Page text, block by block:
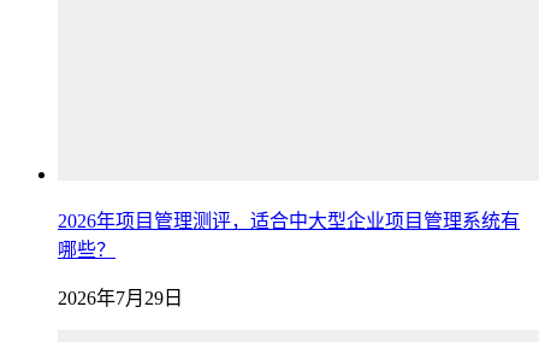
2026年项目管理测评，适合中大型企业项目管理系统有
哪些？
2026年7月29日